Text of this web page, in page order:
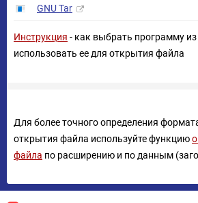
GNU Tar
Инструкция - как выбрать программу из
использовать ее для открытия файла
Для более точного определения
открытия файла используйте функцию
файла по расширению и по данным